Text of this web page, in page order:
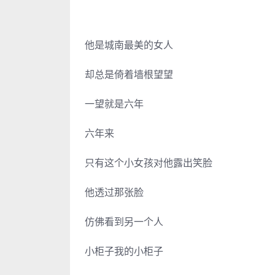
他是城南最美的女人
却总是倚着墙根望望
一望就是六年
六年来
只有这个小女孩对他露出笑脸
他透过那张脸
仿佛看到另一个人
小柜子我的小柜子